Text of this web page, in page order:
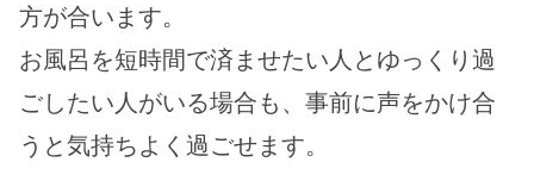
方が合います。
お風呂を短時間で済ませたい人とゆっくり過
ごしたい人がいる場合も、事前に声をかけ合
うと気持ちよく過ごせます。